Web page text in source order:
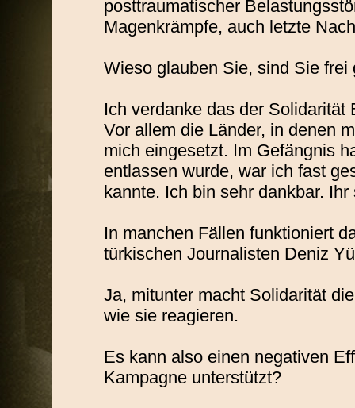
posttraumatischer
Magenkrämpfe, auch letzte
Wieso glauben Sie, sind Sie frei
Ich verdanke das der
Vor allem die Länder, in denen
mich eingesetzt. Im Gefängnis
entlassen wurde, war ich fast
kannte. Ich bin sehr dankbar.
In manchen Fällen funktioniert
türkischen Journalisten Deniz
Ja, mitunter macht Solidarität
wie sie reagieren.
Es kann also einen negativen
Kampagne unterstützt?